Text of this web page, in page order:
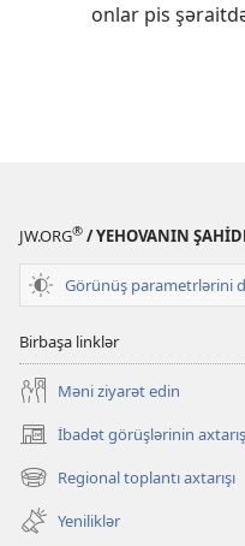
onlar pis
JW.ORG® / YEHOVANIN
Görünüş parametrlərini
Birbaşa linklər
Məni ziyarət edin
İbadət görüşlərinin
(yeni
pəncərə
açılır)
Regional toplantı axtarışı
(yeni
pəncərə
açılır)
Yeniliklər